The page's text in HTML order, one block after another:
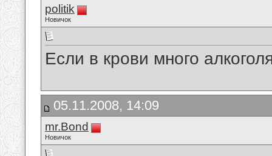
politik
Новичок
Если в крови много
05.11.2008, 14:09
mr.Bond
Новичок